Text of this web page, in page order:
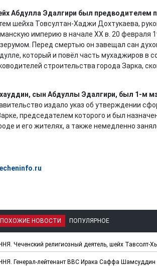
Абдулла Эдалгири был предводителем
шейха Товсултан-Хаджи Дохтукаева,
империю в начале XX в. 20 февраля
Перед смертью он завещал сан
который и повёл часть мухаджиров в
строительства города Зарка,
сын Абдуллы Эдалгири, был 1-м
издало указ об утверждении
председателем которого и был
и его жителях, а также немедленно
ПОХОЖИЕ НОВОСТИ ПОПУЛЯРНОЕ
Чеченский религиозный деятель, шейх Тавсолт-
Генерал-лейтенант ВВС Ирака Саффа